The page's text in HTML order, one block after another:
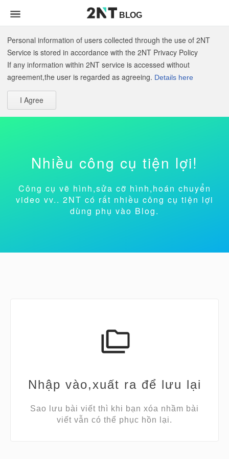
BLOG
Personal information of users collected through the use of 2NT
Service is stored in accordance with the 2NT Privacy Policy
If any information within 2NT service is accessed without
agreement,the user is regarded as agreeing. Details here
I Agree
Nhiều công cụ tiện lợi!
Công cụ vẽ hình,sửa cỡ hình,hoán chuyển
video vv.. 2NT có rất nhiều công cụ tiện lợi
dùng phụ vào Blog.
Nhập vào,xuất ra để lưu lại
Sao lưu bài viết thì khi bạn xóa nhầm bài
viết vẫn có thể phục hồn lại.